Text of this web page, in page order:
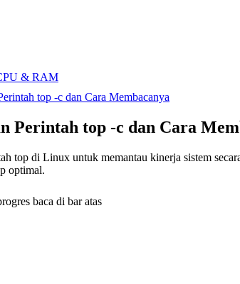
& RAM
top -c dan Cara Membacanya
Perintah top -c dan Cara
top di Linux untuk memantau kinerja sistem
optimal.
baca di bar atas